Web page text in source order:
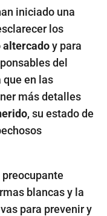
iniciado una
los
altercadoy para
del
que en las
más detalles
, su estado de
blancas y la
para prevenir y